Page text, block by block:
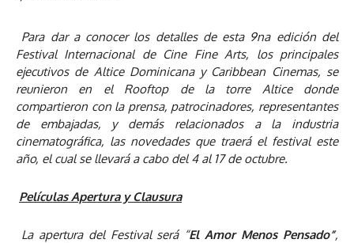
Para dar a conocer los detalles de esta 9na edición del
Festival Internacional de Cine Fine Arts, los principales
ejecutivos de Altice Dominicana y Caribbean Cinemas, se
reunieron en el Rooftop de la torre Altice donde
compartieron con la prensa, patrocinadores, representantes
de embajadas, y demás relacionados a la industria
cinematográfica, las novedades que traerá el festival este
año, el cual se llevará a cabo del 4 al 17 de octubre.
Películas Apertura y Clausura
La apertura del Festival será “El Amor Menos Pensado”,